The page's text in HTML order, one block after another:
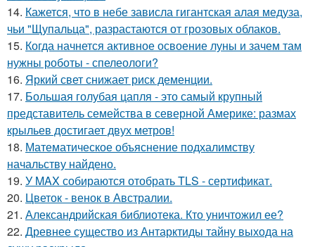
14. Кажется, что в небе зависла гигантская алая медуза,
чьи "Щупальца", разрастаются от грозовых облаков.
15. Когда начнется активное освоение луны и зачем там
нужны роботы - спелеологи?
16. Яркий свет снижает риск деменции.
17. Большая голубая цапля - это самый крупный
представитель семейства в северной Америке: размах
крыльев достигает двух метров!
18. Математическое объяснение подхалимству
начальству найдено.
19. У MAX собираются отобрать TLS - сертификат.
20. Цветок - венок в Австралии.
21. Александрийская библиотека. Кто уничтожил ее?
22. Древнее существо из Антарктиды тайну выхода на